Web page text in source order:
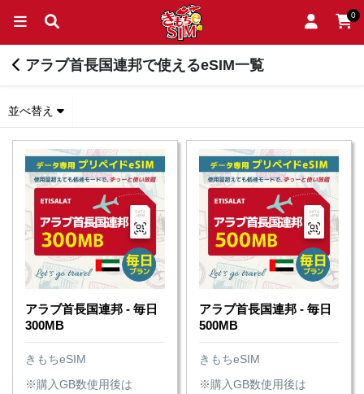
0
アラブ首長国連邦で使えるeSIM一覧
並べ替え
アラブ首長国連邦 - 毎日
300MB
きもちeSIM
※購入GB数使用後は
アラブ首長国連邦 - 毎日
500MB
きもちeSIM
※購入GB数使用後は